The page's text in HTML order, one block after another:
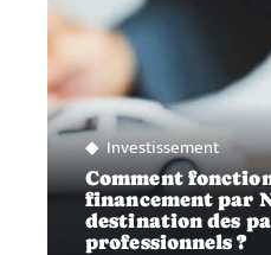
Investissement
Comment
financement par
destination des
professionnels ?